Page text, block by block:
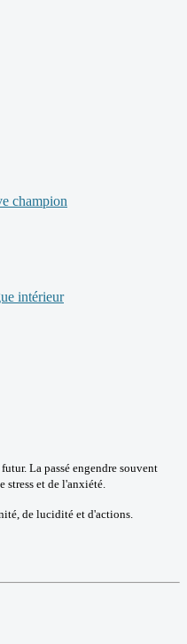
champion
intérieur
La passé engendre souvent
stress et de l'anxiété.
de lucidité et d'actions.